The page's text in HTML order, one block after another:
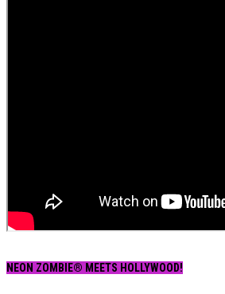
NEON ZOMBIE® MEETS HOLLYWOOD!